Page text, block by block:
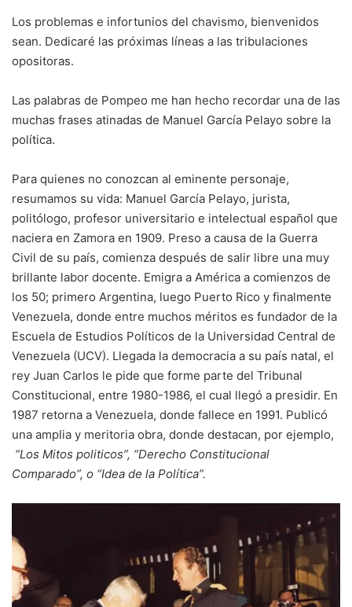
Los problemas e infortunios del chavismo, bienvenidos
sean. Dedicaré las próximas líneas a las tribulaciones
opositoras.
Las palabras de Pompeo me han hecho recordar una de las
muchas frases atinadas de Manuel García Pelayo sobre la
política.
Para quienes no conozcan al eminente personaje,
resumamos su vida: Manuel García Pelayo, jurista,
politólogo, profesor universitario e intelectual español que
naciera en Zamora en 1909. Preso a causa de la Guerra
Civil de su país, comienza después de salir libre una muy
brillante labor docente. Emigra a América a comienzos de
los 50; primero Argentina, luego Puerto Rico y finalmente
Venezuela, donde entre muchos méritos es fundador de la
Escuela de Estudios Políticos de la Universidad Central de
Venezuela (UCV). Llegada la democracia a su país natal, el
rey Juan Carlos le pide que forme parte del Tribunal
Constitucional, entre 1980-1986, el cual llegó a presidir. En
1987 retorna a Venezuela, donde fallece en 1991. Publicó
una amplia y meritoria obra, donde destacan, por ejemplo,
“Los Mitos politicos”, “Derecho Constitucional
Comparado”, o “Idea de la Política”.